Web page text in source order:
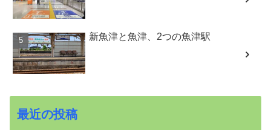
新魚津と魚津、2つの魚津駅
最近の投稿